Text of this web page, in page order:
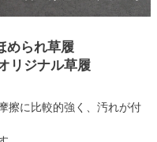
められ草履
リジナル草履
擦に比較的強く、汚れが付